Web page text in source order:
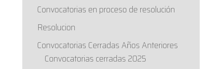
Convocatorias en proceso de resolución
Resolucion
Convocatorias Cerradas Años Anteriores
Convocatorias cerradas 2025